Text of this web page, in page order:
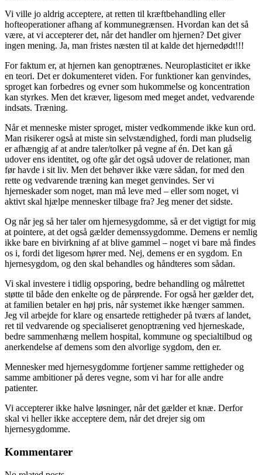
Vi ville jo aldrig acceptere, at retten til kræftbehandling eller
hofteoperationer afhang af kommunegrænsen. Hvordan kan det så
være, at vi accepterer det, når det handler om hjernen? Det giver
ingen mening. Ja, man fristes næsten til at kalde det hjernedødt!!!
For faktum er, at hjernen kan genoptrænes. Neuroplasticitet er ikke
en teori. Det er dokumenteret viden. For funktioner kan genvindes,
sproget kan forbedres og evner som hukommelse og koncentration
kan styrkes. Men det kræver, ligesom med meget andet, vedvarende
indsats. Træning.
Når et menneske mister sproget, mister vedkommende ikke kun ord.
Man risikerer også at miste sin selvstændighed, fordi man pludselig
er afhængig af at andre taler/tolker på vegne af én. Det kan gå
udover ens identitet, og ofte går det også udover de relationer, man
før havde i sit liv. Men det behøver ikke være sådan, for med den
rette og vedvarende træning kan meget genvindes. Ser vi
hjerneskader som noget, man må leve med – eller som noget, vi
aktivt skal hjælpe mennesker tilbage fra? Jeg mener det sidste.
Og når jeg så her taler om hjernesygdomme, så er det vigtigt for mig
at pointere, at det også gælder demenssygdomme. Demens er nemlig
ikke bare en bivirkning af at blive gammel – noget vi bare må findes
os i, fordi det ligesom hører med. Nej, demens er en sygdom. En
hjernesygdom, og den skal behandles og håndteres som sådan.
Vi skal investere i tidlig opsporing, bedre behandling og målrettet
støtte til både den enkelte og de pårørende. For også her gælder det,
at familien betaler en høj pris, når systemet ikke hænger sammen.
Jeg vil arbejde for klare og ensartede rettigheder på tværs af landet,
ret til vedvarende og specialiseret genoptræning ved hjerneskade,
bedre sammenhæng mellem hospital, kommune og specialtilbud og
anerkendelse af demens som den alvorlige sygdom, den er.
Mennesker med hjernesygdomme fortjener samme rettigheder og
samme ambitioner på deres vegne, som vi har for alle andre
patienter.
Vi accepterer ikke halve løsninger, når det gælder et knæ. Derfor
skal vi heller ikke acceptere dem, når det drejer sig om
hjernesygdomme.
Kommentarer